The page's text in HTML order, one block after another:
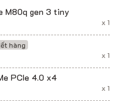
M80q gen 3 tiny
x 1
hàng
x 1
PCIe 4.0 x4
x 1